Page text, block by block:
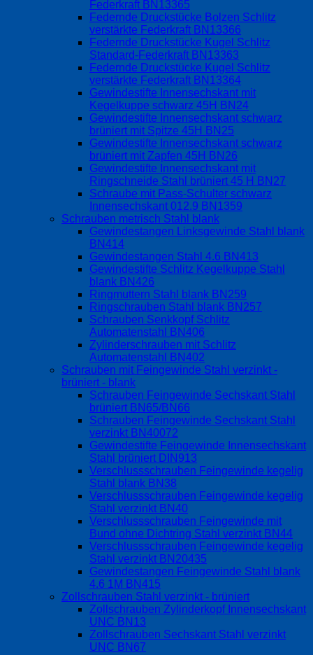
Federkraft BN13365
Federnde Druckstücke Bolzen Schlitz
verstärkte Federkraft BN13366
Federnde Druckstücke Kugel Schlitz
Standard-Federkraft BN13363
Federnde Druckstücke Kugel Schlitz
verstärkte Federkraft BN13364
Gewindestifte Innensechskant mit
Kegelkuppe schwarz 45H BN24
Gewindestifte Innensechskant schwarz
brüniert mit Spitze 45H BN25
Gewindestifte Innensechskant schwarz
brüniert mit Zapfen 45H BN26
Gewindestifte Innensechskant mit
Ringschneide Stahl brüniert 45 H BN27
Schraube mit Pass-Schulter schwarz
Innensechskant 012.9 BN1359
Schrauben metrisch Stahl blank
Gewindestangen Linksgewinde Stahl blank
BN414
Gewindestangen Stahl 4.6 BN413
Gewindestifte Schlitz Kegelkuppe Stahl
blank BN426
Ringmuttern Stahl blank BN259
Ringschrauben Stahl blank BN257
Schrauben Senkkopf Schlitz
Automatenstahl BN406
Zylinderschrauben mit Schlitz
Automatenstahl BN402
Schrauben mit Feingewinde Stahl verzinkt -
brüniert - blank
Schrauben Feingewinde Sechskant Stahl
brüniert BN65/BN66
Schrauben Feingewinde Sechskant Stahl
verzinkt BN40072
Gewindestifte Feingewinde Innensechskant
Stahl brüniert DIN913
Verschlussschrauben Feingewinde kegelig
Stahl blank BN38
Verschlussschrauben Feingewinde kegelig
Stahl verzinkt BN40
Verschlussschrauben Feingewinde mit
Bund ohne Dichtring Stahl verzinkt BN44
Verschlussschrauben Feingewinde kegelig
Stahl verzinkt BN20435
Gewindestangen Feingewinde Stahl blank
4.6 1M BN415
Zollschrauben Stahl verzinkt - brüniert
Zollschrauben Zylinderkopf Innensechskant
UNC BN13
Zollschrauben Sechskant Stahl verzinkt
UNC BN67